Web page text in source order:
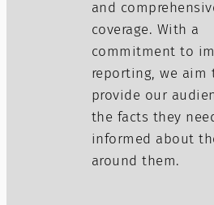
and
coverage. With a
commitment to
reporting, we aim
provide our
the facts they
informed about
around them.